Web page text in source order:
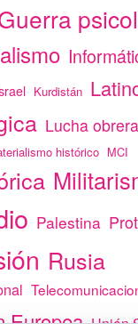
Kurdistán
Lucha obrera
histórico MCI
Palestina
Rusia
Europea Unión